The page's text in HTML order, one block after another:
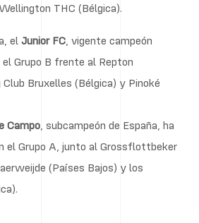
THC (Bélgica).
el Junior FC, vigente campeón
Grupo B frente al Repton
Bruxelles (Bélgica) y Pinoké
Campo, subcampeón de España, ha
el Grupo A, junto al Grossflottbeker
(Países Bajos) y los